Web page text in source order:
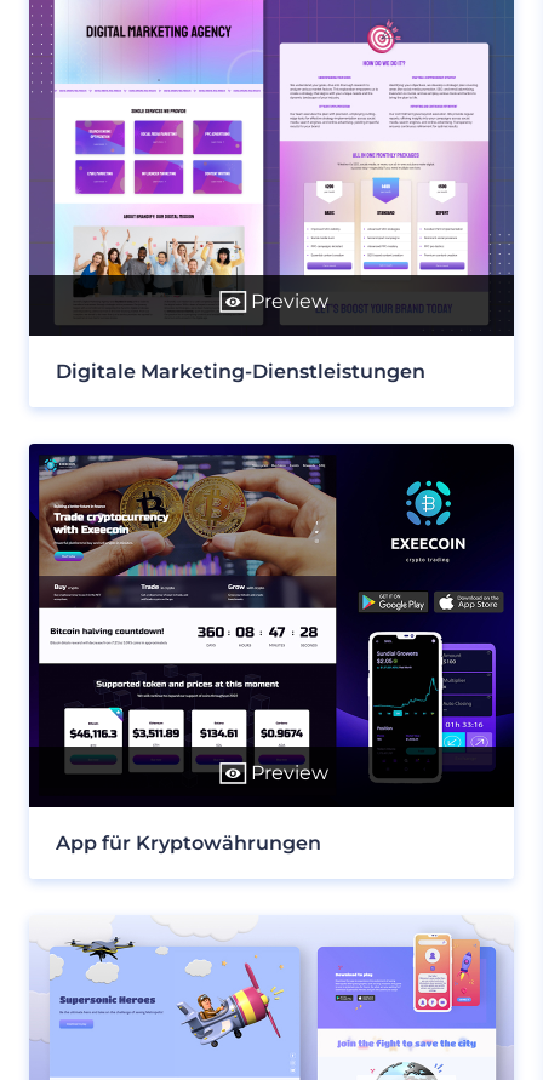
Preview
Digitale Marketing-Dienstleistungen
Preview
App für Kryptowährungen